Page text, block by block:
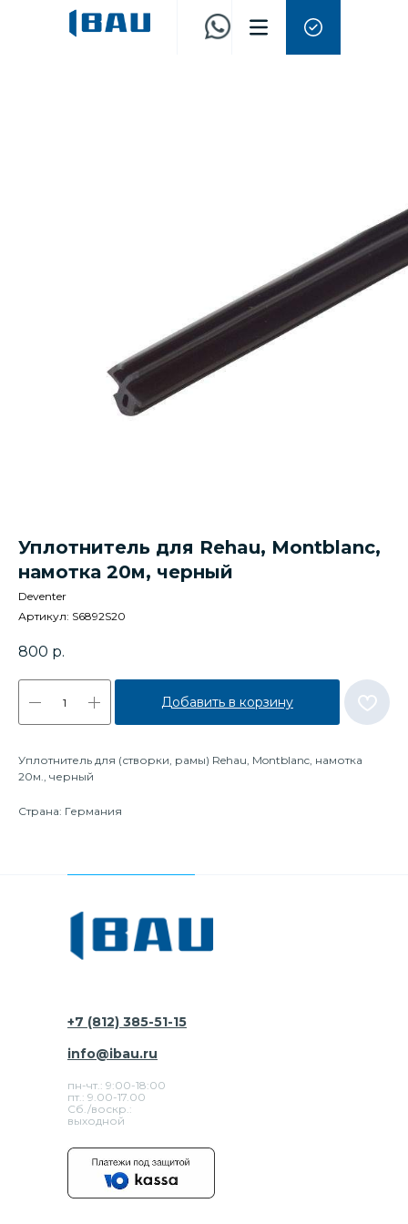
Уплотнитель для Rehau, Montblanc,
намотка 20м, черный
Deventer
Артикул: S6892S20
800 р.
Добавить в корзину
Уплотнитель для (створки, рамы) Rehau, Montblanc, намотка
20м., черный
Страна: Германия
+7 (812) 385-51-15
пн-чт.: 9:00-18:00
пт.: 9.00-17.00
Сб./воскр.:
выходной
info@ibau.ru